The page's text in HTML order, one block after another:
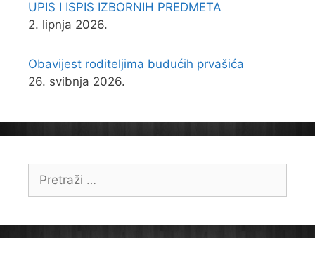
UPIS I ISPIS IZBORNIH PREDMETA
2. lipnja 2026.
Obavijest roditeljima budućih prvašića
26. svibnja 2026.